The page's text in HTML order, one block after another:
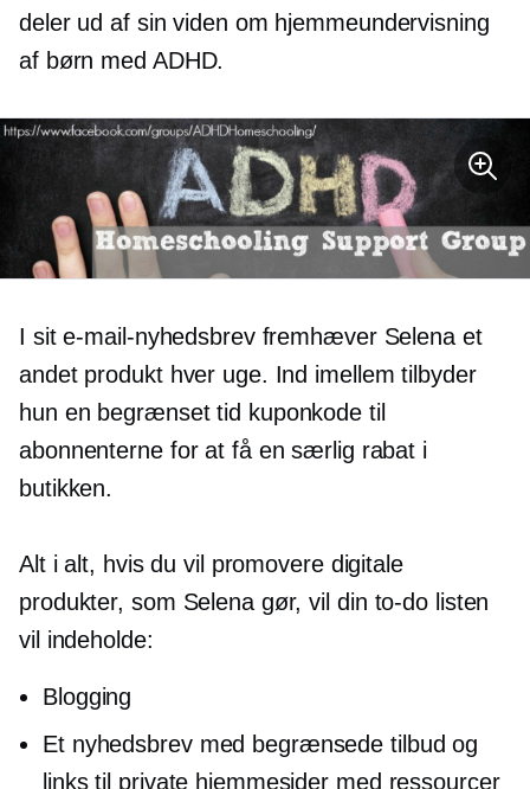
deler ud af sin viden om hjemmeundervisning
af børn med ADHD.
I sit e-mail-nyhedsbrev fremhæver Selena et
andet produkt hver uge. Ind imellem tilbyder
hun en begrænset tid kuponkode til
abonnenterne for at få en særlig rabat i
butikken.
Alt i alt, hvis du vil promovere digitale
produkter, som Selena gør, vil din to-do listen
vil indeholde:
Blogging
Et nyhedsbrev med begrænsede tilbud og
links til private hjemmesider med ressourcer